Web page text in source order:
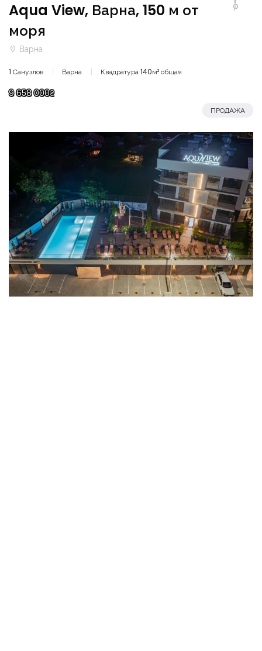
Aqua View, Варна, 150 м от
моря
Варна
1 Санузлов Варна Квадратура 140м² общая
9 658 000₴
ПРОДАЖА